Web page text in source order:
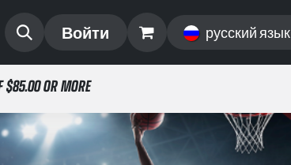
Войти русский язык
$85.00 OR MORE